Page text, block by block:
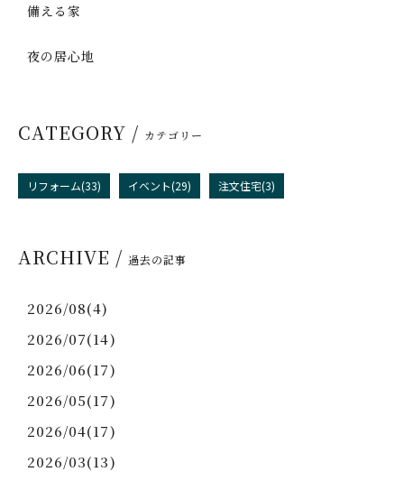
備える家
夜の居心地
CATEGORY / カテゴリー
リフォーム(33) イベント(29) 注文住宅(3)
ARCHIVE / 過去の記事
2026/08(4)
2026/07(14)
2026/06(17)
2026/05(17)
2026/04(17)
2026/03(13)